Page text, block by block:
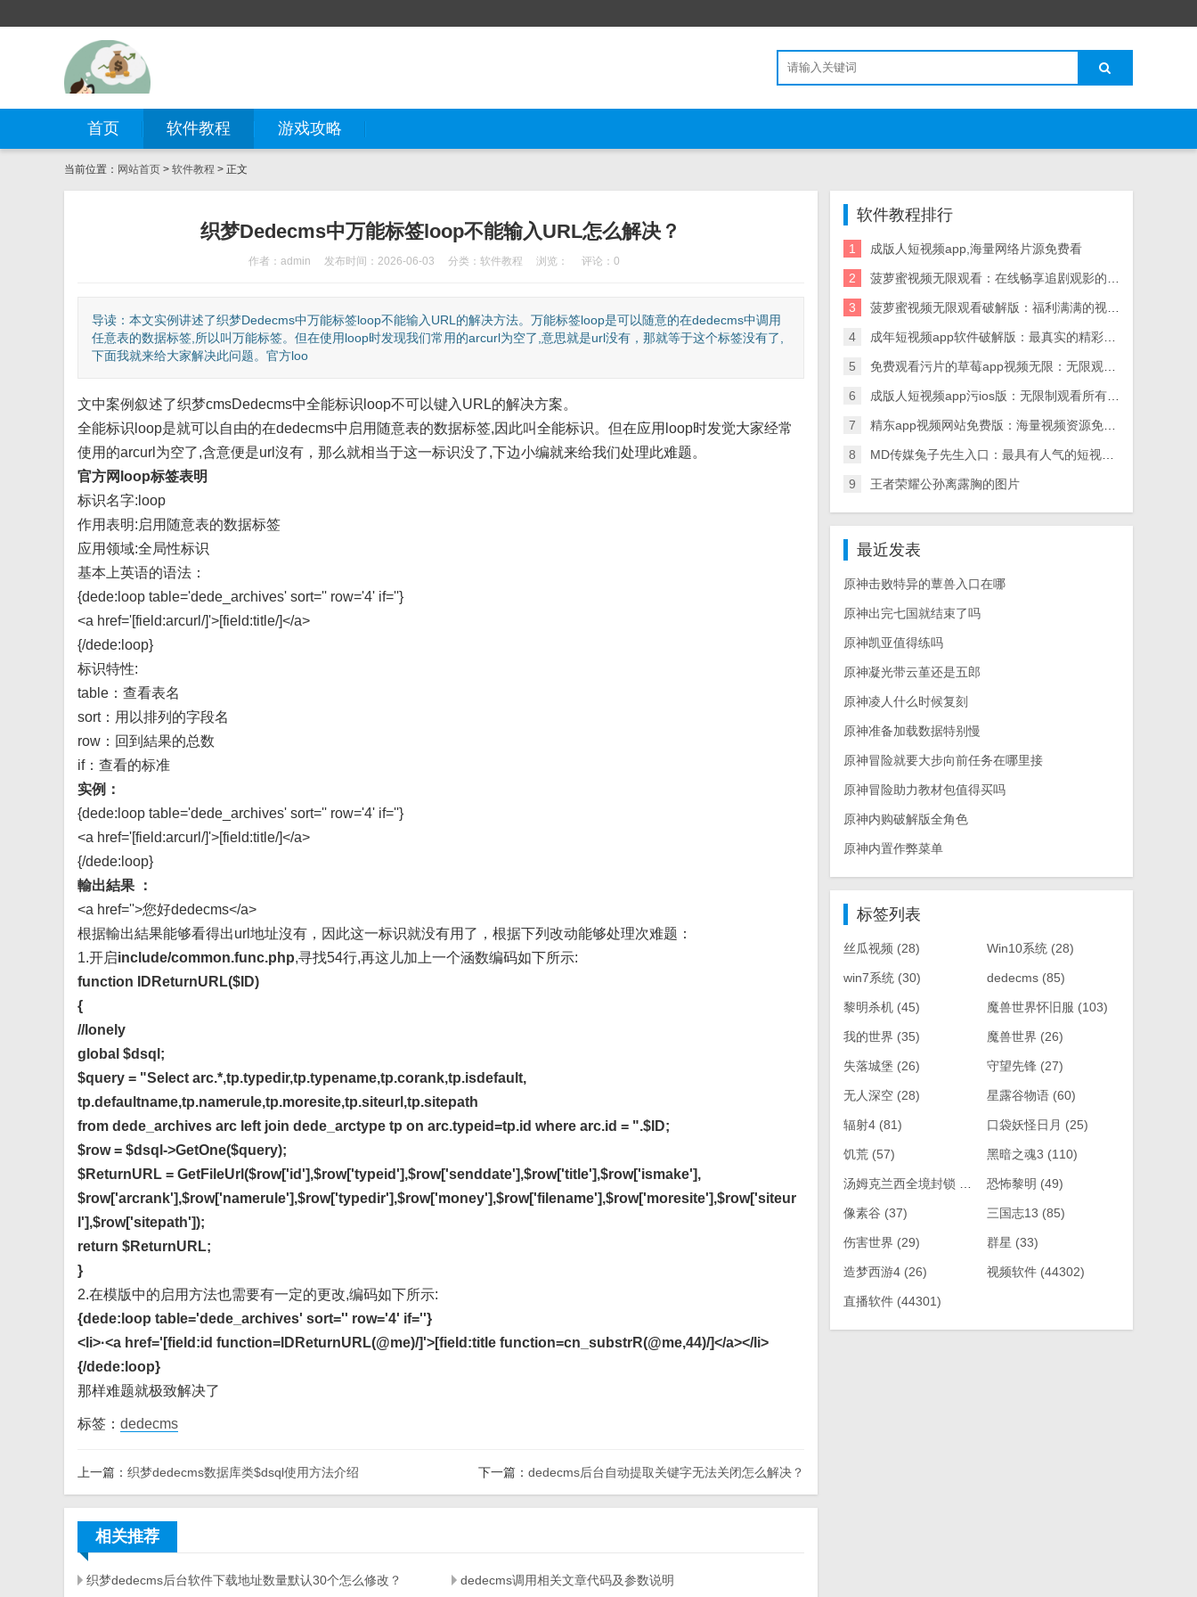
首页 软件教程 游戏攻略
当前位置： 网站首页 > 软件教程 > 正文
织梦Dedecms中万能标签loop不能输入URL怎么解决？
作者：admin 发布时间：2026-06-03 分类： 软件教程 浏览： 评论：0
导读：本文实例讲述了织梦Dedecms中万能标签loop不能输入URL的解决方法。万能标签loop是可以随意的在dedecms中调用
任意表的数据标签,所以叫万能标签。但在使用loop时发现我们常用的arcurl为空了,意思就是url没有，那就等于这个标签没有了,
下面我就来给大家解决此问题。官方loo
文中案例叙述了织梦cmsDedecms中全能标识loop不可以键入URL的解决方案。
全能标识loop是就可以自由的在dedecms中启用随意表的数据标签,因此叫全能标识。但在应用loop时发觉大家经常
使用的arcurl为空了,含意便是url沒有，那么就相当于这一标识没了,下边小编就来给我们处理此难题。
官方网loop标签表明
标识名字:loop
作用表明:启用随意表的数据标签
应用领域:全局性标识
基本上英语的语法：
{dede:loop table='dede_archives' sort='' row='4' if=''}
<a href='[field:arcurl/]'>[field:title/]</a>
{/dede:loop}
标识特性:
table：查看表名
sort：用以排列的字段名
row：回到結果的总数
if：查看的标准
实例：
{dede:loop table='dede_archives' sort='' row='4' if=''}
<a href='[field:arcurl/]'>[field:title/]</a>
{/dede:loop}
輸出結果 ：
<a href=''>您好dedecms</a>
根据輸出結果能够看得出url地址沒有，因此这一标识就没有用了，根据下列改动能够处理次难题：
1.开启include/common.func.php,寻找54行,再这儿加上一个涵数编码如下所示:
function IDReturnURL($ID)
{
//lonely
global $dsql;
$query = "Select arc.*,tp.typedir,tp.typename,tp.corank,tp.isdefault,
tp.defaultname,tp.namerule,tp.moresite,tp.siteurl,tp.sitepath
from dede_archives arc left join dede_arctype tp on arc.typeid=tp.id where arc.id = ".$ID;
$row = $dsql->GetOne($query);
$ReturnURL = GetFileUrl($row['id'],$row['typeid'],$row['senddate'],$row['title'],$row['ismake'],
$row['arcrank'],$row['namerule'],$row['typedir'],$row['money'],$row['filename'],$row['moresite'],$row['siteur
l'],$row['sitepath']);
return $ReturnURL;
}
2.在模版中的启用方法也需要有一定的更改,编码如下所示:
{dede:loop table='dede_archives' sort='' row='4' if=''}
<li>·<a href='[field:id function=IDReturnURL(@me)/]'>[field:title function=cn_substrR(@me,44)/]</a></li>
{/dede:loop}
那样难题就极致解决了
标签： dedecms
上一篇： 织梦dedecms数据库类$dsql使用方法介绍 下一篇： dedecms后台自动提取关键字无法关闭怎么解决？
相关推荐
织梦dedecms后台软件下载地址数量默认30个怎么修改？ dedecms调用相关文章代码及参数说明
软件教程排行
1 成版人短视频app,海量网络片源免费看
2 菠萝蜜视频无限观看：在线畅享追剧观影的神器
3 菠萝蜜视频无限观看破解版：福利满满的视频软件
4 成年短视频app软件破解版：最真实的精彩的短视频软件
5 免费观看污片的草莓app视频无限：无限观看海量视频
6 成版人短视频app污ios版：无限制观看所有影片
7 精东app视频网站免费版：海量视频资源免费畅享
8 MD传媒兔子先生入口：最具有人气的短视频直播社区
9 王者荣耀公孙离露胸的图片
最近发表
原神击败特异的蕈兽入口在哪
原神出完七国就结束了吗
原神凯亚值得练吗
原神凝光带云堇还是五郎
原神凌人什么时候复刻
原神准备加载数据特别慢
原神冒险就要大步向前任务在哪里接
原神冒险助力教材包值得买吗
原神内购破解版全角色
原神内置作弊菜单
标签列表
丝瓜视频 (28) Win10系统 (28)
win7系统(30) dedecms (85)
黎明杀机(45) 魔兽世界怀旧服 (103)
我的世界 (35) 魔兽世界 (26)
失落城堡 (26) 守望先锋 (27)
无人深空(28) 星露谷物语 (60)
辐射4(81) 口袋妖怪日月 (25)
饥荒(57) 黑暗之魂3 (110)
汤姆克兰西全境封锁 恐怖黎明 (49)
像素谷 (37) 三国志13 (85)
伤害世界 (29) 群星 (33)
造梦西游4(26) 视频软件 (44302)
直播软件(44301)